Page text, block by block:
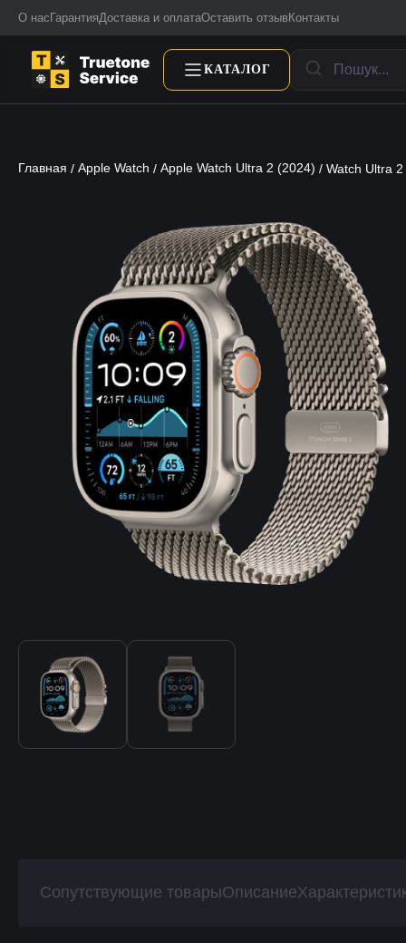
О нас ГарантияДоставка и оплатаОставить отзыв Контакты
КАТАЛОГ
Главная / Apple Watch / Apple Watch Ultra 2 (2024) / Watch Ultra
Сопутствующие товарыОписание